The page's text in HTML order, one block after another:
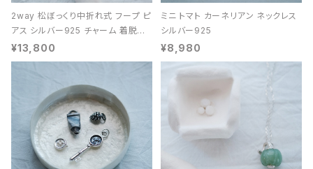
2way 松ぼっくり中折れ式 フープ ピ
アス シルバー925 チャーム 着脱可
能 レディース ユニセックス
¥13,800
ミニ トマト カーネリアン ネックレス
シルバー925
¥8,980